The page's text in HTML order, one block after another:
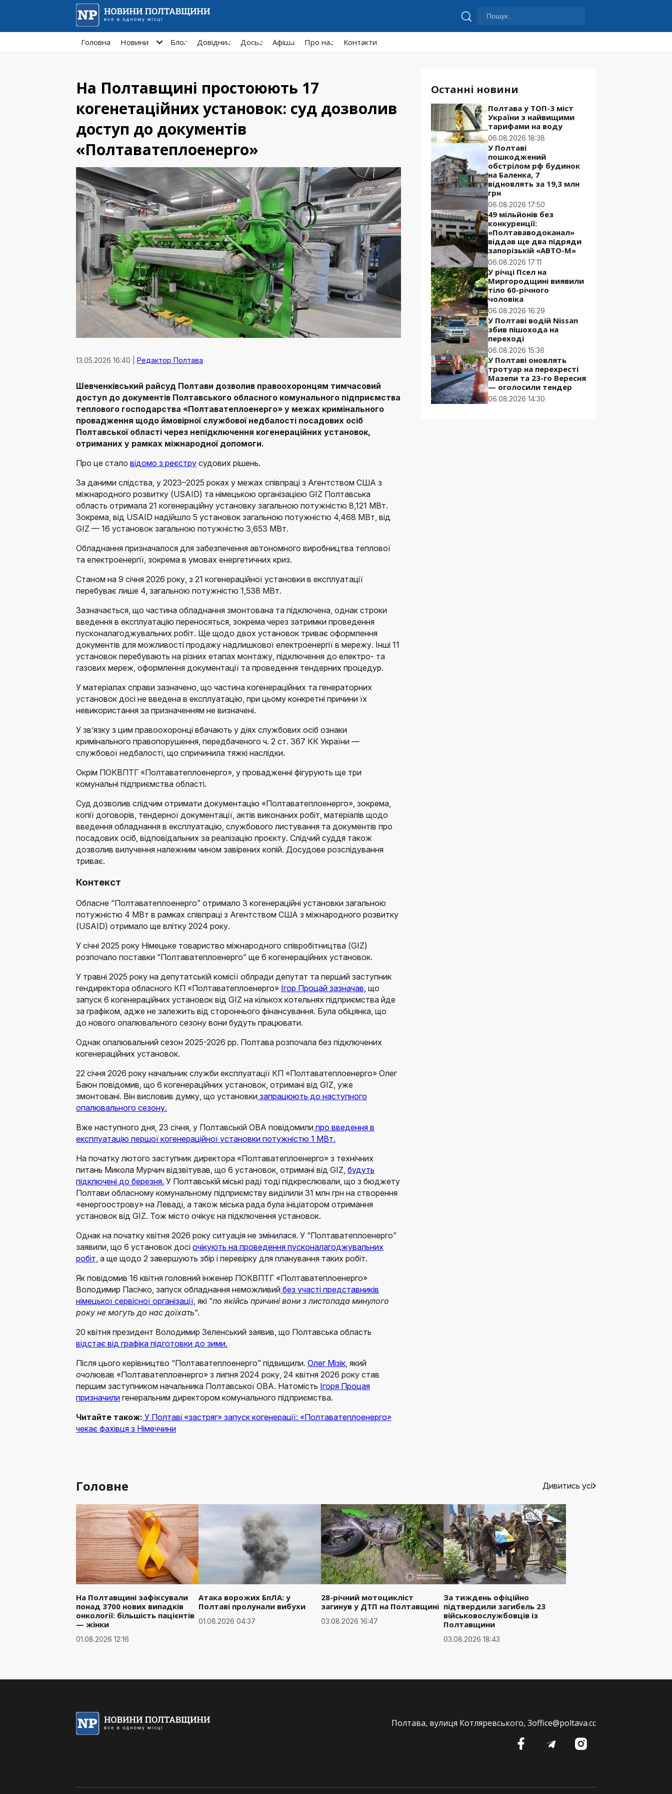
Пошук:
Головна Новини Блог Довідник Досьє Афiша Про нас Контакти
На Полтавщині простоюють 17
когенетаційних установок: суд дозволив
доступ до документів
«Полтаватеплоенерго»
13.05.2026 16:40 | Редактор Полтава
Шевченківський райсуд Полтави дозволив правоохоронцям тимчасовий
доступ до документів Полтавського обласного комунального підприємства
теплового господарства «Полтаватеплоенерго» у межах кримінального
провадження щодо ймовірної службової недбалості посадових осіб
Полтавської області через непідключення когенераційних установок,
отриманих у рамках міжнародної допомоги.
Про це стало відомо з реєстру судових рішень.
За даними слідства, у 2023–2025 роках у межах співпраці з Агентством США з
міжнародного розвитку (USAID) та німецькою організацією GIZ Полтавська
область отримала 21 когенераційну установку загальною потужністю 8,121 МВт.
Зокрема, від USAID надійшло 5 установок загальною потужністю 4,468 МВт, від
GIZ — 16 установок загальною потужністю 3,653 МВт.
Обладнання призначалося для забезпечення автономного виробництва теплової
та електроенергії, зокрема в умовах енергетичних криз.
Станом на 9 січня 2026 року, з 21 когенераційної установки в експлуатації
перебуває лише 4, загальною потужністю 1,538 МВт.
Зазначається, що частина обладнання змонтована та підключена, однак строки
введення в експлуатацію переносяться, зокрема через затримки проведення
пусконалагоджувальних робіт. Ще щодо двох установок триває оформлення
документів для можливості продажу надлишкової електроенергії в мережу. Інші 11
установок перебувають на різних етапах монтажу, підключення до електро- та
газових мереж, оформлення документації та проведення тендерних процедур.
У матеріалах справи зазначено, що частина когенераційних та генераторних
установок досі не введена в експлуатацію, при цьому конкретні причини їх
невикористання за призначенням не визначені.
У зв’язку з цим правоохоронці вбачають у діях службових осіб ознаки
кримінального правопорушення, передбаченого ч. 2 ст. 367 КК України —
службової недбалості, що спричинила тяжкі наслідки.
Окрім ПОКВПТГ «Полтаватеплоенерго», у провадженні фігурують ще три
комунальні підприємства області.
Суд дозволив слідчим отримати документацію «Полтаватеплоенерго», зокрема,
копії договорів, тендерної документації, актів виконаних робіт, матеріалів щодо
введення обладнання в експлуатацію, службового листування та документів про
посадових осіб, відповідальних за реалізацію проєкту. Слідчий суддя також
дозволив вилучення належним чином завірених копій. Досудове розслідування
триває.
Контекст
Обласне “Полтаватеплоенерго” отримало 3 когенераційні установки загальною
потужністю 4 МВт в рамках співпраці з Агентством США з міжнародного розвитку
(USAID) отримало ще влітку 2024 року.
У січні 2025 року Німецьке товариство міжнародного співробітництва (GIZ)
розпочало поставки “Полтаватеплоенерго” ще 6 когенераційних установок.
У травні 2025 року на депутатській комісії облради депутат та перший заступник
гендиректора обласного КП «Полтаватеплоенерго» Ігор Процай зазначав, що
запуск 6 когенераційних установок від GIZ на кількох котельнях підприємства йде
за графіком, адже не залежить від стороннього фінансування. Була обіцянка, що
до нового опалювального сезону вони будуть працювати.
Однак опалювальний сезон 2025-2026 рр. Полтава розпочала без підключених
когенераційних установок.
22 січня 2026 року начальник служби експлуатації КП «Полтаватеплоенерго» Олег
Баюн повідомив, що 6 когенераційних установок, отримані від GIZ, уже
змонтовані. Він висловив думку, що установки запрацюють до наступного
опалювального сезону.
Вже наступного дня, 23 січня, у Полтавській ОВА повідомили про введення в
експлуатацію першої когенераційної установки потужністю 1 МВт.
На початку лютого заступник директора «Полтаватеплоенерго» з технічних
питань Микола Мурчич відзвітував, що 6 установок, отримані від GIZ, будуть
підключені до березня. У Полтавській міські раді тоді підкреслювали, що з бюджету
Полтави обласному комунальному підприємству виділили 31 млн грн на створення
«енергоострову» на Леваді, а також міська рада була ініціатором отримання
установок від GIZ. Тож місто очікує на підключення установок.
Однак на початку квітня 2026 року ситуація не змінилася. У “Полтаватеплоенерго”
заявили, що 6 установок досі очікують на проведення пусконалагоджувальних
робіт, а ще щодо 2 завершують збір і перевірку для планування таких робіт.
Як повідомив 16 квітня головний інженер ПОКВПТГ «Полтаватеплоенерго»
Володимир Пасічко, запуск обладнання неможливий без участі представників
німецької сервісної організації, які “по якійсь причині вони з листопада минулого
року не могуть до нас доїхать“.
20 квітня президент Володимир Зеленський заявив, що Полтавська область
відстає від графіка підготовки до зими.
Після цього керівництво “Полтаватеплоенерго” підвищили. Олег Мізік , який
очолював «Полтаватеплоенерго» з липня 2024 року, 24 квітня 2026 року став
першим заступником начальника Полтавської ОВА. Натомість Ігоря Процая
призначили генеральним директором комунального підприємства.
Читайте також: У Полтаві «застряг» запуск когенерації: «Полтаватеплоенерго»
чекає фахівця з Німеччини
Останні новини
Полтава у ТОП-3 міст
України з найвищими
тарифами на воду
06.08.2026 18:38
У Полтаві
пошкоджений
обстрілом рф будинок
на Баленка, 7
відновлять за 19,3 млн
грн
06.08.2026 17:50
49 мільйонів без
конкуренції:
«Полтававодоканал»
віддав ще два підряди
запорізькій «АВТО-М»
06.08.2026 17:11
У річці Псел на
Миргородщині виявили
тіло 60-річного
чоловіка
06.08.2026 16:29
У Полтаві водій Nissan
збив пішохода на
переході
06.08.2026 15:36
У Полтаві оновлять
тротуар на перехресті
Мазепи та 23-го Вересня
— оголосили тендер
06.08.2026 14:30
Головне Дивитись усі
На Полтавщині зафіксували
понад 3700 нових випадків
онкології: більшість пацієнтів
— жінки
01.08.2026 12:16
Атака ворожих БпЛА: у
Полтаві пролунали вибухи
01.08.2026 04:37
28-річний мотоцикліст
загинув у ДТП на Полтавщині
03.08.2026 16:47
За тиждень офіційно
підтвердили загибель 23
військовослужбовців із
Полтавщини
03.08.2026 18:43
Полтава, вулиця Котляревського, 3office@poltava.cc